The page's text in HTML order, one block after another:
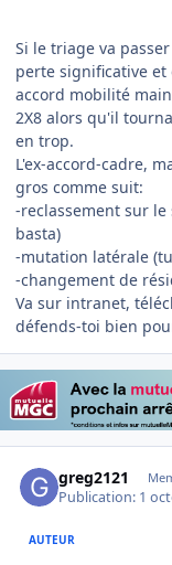
Si le triage va
perte significative et
accord mobilité
2X8 alors qu'il
en trop.
L'ex-accord-cadre,
gros comme suit:
-reclassement sur le
basta)
-mutation latérale
-changement de
Va sur intranet,
défends-toi bien
greg2121
Publication: 1
AUTEUR